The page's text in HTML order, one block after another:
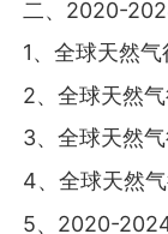
二、2020-
1、全球天然
2、全球天然
3、全球天然
4、全球天然
5、2020-